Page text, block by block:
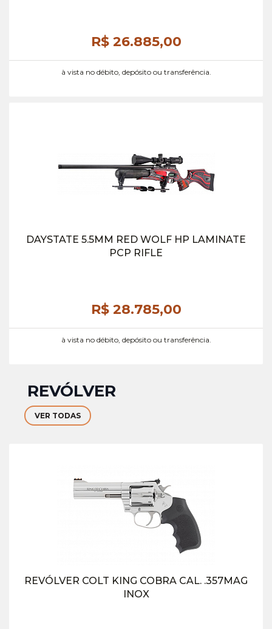
R$ 26.885,00
à vista no débito, depósito ou transferência.
DAYSTATE 5.5MM RED WOLF HP LAMINATE
PCP RIFLE
R$ 28.785,00
à vista no débito, depósito ou transferência.
REVÓLVER
VER TODAS
REVÓLVER COLT KING COBRA CAL. .357MAG
INOX